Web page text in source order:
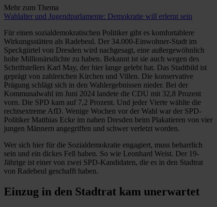
Mehr zum Thema
Wahlalter und Jugendparlamente: Demokratie will erlernt sein
Für einen sozialdemokratischen Politiker gibt es komfortablere
Wirkungsstätten als Radebeul. Der 34.000-Einwohner-Stadt im
Speckgürtel von Dresden wird nachgesagt, eine außergewöhnlich
hohe Millionärsdichte zu haben. Bekannt ist sie auch wegen des
Schriftstellers Karl May, der hier lange gelebt hat. Das Stadtbild ist
geprägt von zahlreichen Kirchen und Villen. Die konservative
Prägung schlägt sich in den Wahlergebnissen nieder. Bei der
Kommunalwahl im Juni 2024 landete die CDU mit 32,8 Prozent
vorn. Die SPD kam auf 7,2 Prozent. Und jeder Vierte wählte die
rechtsextreme AfD. Wenige Wochen vor der Wahl war der SPD-
Politiker Matthias Ecke im nahen Dresden beim Plakatieren von vier
jungen Männern angegriffen und schwer verletzt worden.
Wer sich hier für die Sozialdemokratie engagiert, muss beharrlich
sein und ein dickes Fell haben. So wie Leonhard Weist. Der 19-
Jährige ist einer von zwei SPD-Kandidaten, die es in den Stadtrat
von Radebeul geschafft haben.
Einzug in den Stadtrat kam unerwartet